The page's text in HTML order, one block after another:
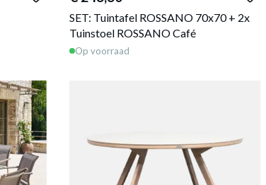
SET: Tuintafel ROSSANO 70x70 + 2x
Tuinstoel ROSSANO Café
Op voorraad